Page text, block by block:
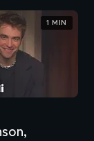
1 MIN